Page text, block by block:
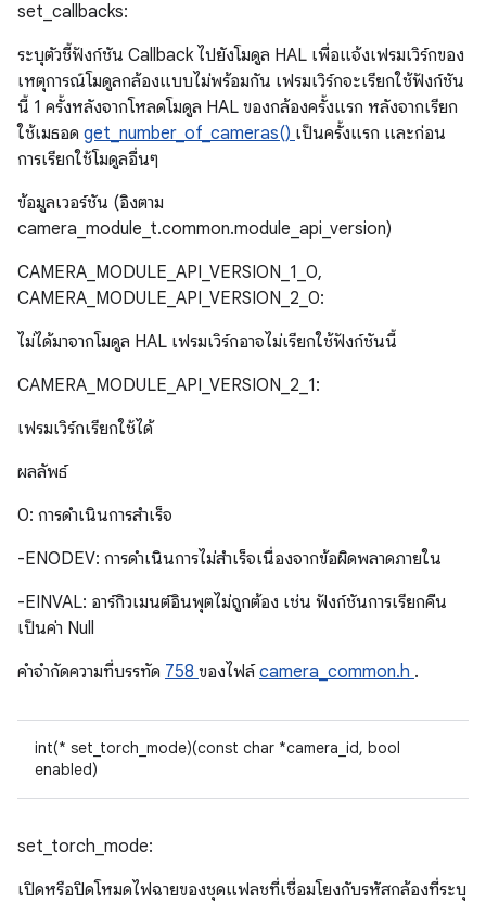
set_callbacks:
ระบุตัวชี้ฟังก์ชัน Callback ไปยังโมดูล HAL เพื่อแจ้งเฟรมเวิร์กของ
เหตุการณ์โมดูลกล้องแบบไม่พร้อมกัน เฟรมเวิร์กจะเรียกใช้ฟังก์ชัน
นี้ 1 ครั้งหลังจากโหลดโมดูล HAL ของกล้องครั้งแรก หลังจากเรียก
ใช้เมธอด get_number_of_cameras() เป็นครั้งแรก และก่อน
การเรียกใช้โมดูลอื่นๆ
ข้อมูลเวอร์ชัน (อิงตาม
camera_module_t.common.module_api_version)
CAMERA_MODULE_API_VERSION_1_0,
CAMERA_MODULE_API_VERSION_2_0:
ไม่ได้มาจากโมดูล HAL เฟรมเวิร์กอาจไม่เรียกใช้ฟังก์ชันนี้
CAMERA_MODULE_API_VERSION_2_1:
เฟรมเวิร์กเรียกใช้ได้
ผลลัพธ์
0: การดำเนินการสำเร็จ
-ENODEV: การดำเนินการไม่สำเร็จเนื่องจากข้อผิดพลาดภายใน
-EINVAL: อาร์กิวเมนต์อินพุตไม่ถูกต้อง เช่น ฟังก์ชันการเรียกคืน
เป็นค่า Null
คําจํากัดความที่บรรทัด 758 ของไฟล์camera_common.h .
int(* set_torch_mode)(const char *camera_id, bool
enabled)
set_torch_mode:
เปิดหรือปิดโหมดไฟฉายของชุดแฟลชที่เชื่อมโยงกับรหัสกล้องที่ระบุ